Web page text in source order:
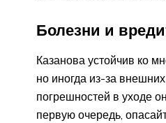
Болезни и
Казанова устойчив ко
но иногда из-за
погрешностей в уходе
первую очередь,